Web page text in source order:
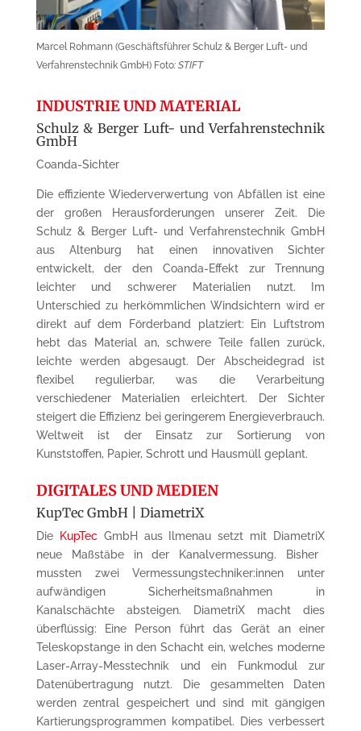
Marcel Rohmann (Geschäftsführer Schulz & Berger Luft- und
Verfahrenstechnik GmbH) Foto: STIFT
INDUSTRIE UND MATERIAL
Schulz & Berger Luft- und Verfahrenstechnik
GmbH
Coanda-Sichter
Die effiziente Wiederverwertung von Abfällen ist eine
der großen Herausforderungen unserer Zeit. Die
Schulz & Berger Luft- und Verfahrenstechnik GmbH
aus Altenburg hat einen innovativen Sichter
entwickelt, der den Coanda-Effekt zur Trennung
leichter und schwerer Materialien nutzt. Im
Unterschied zu herkömmlichenWindsichtern wird er
direkt auf dem Förderband platziert: Ein Luftstrom
hebt das Material an, schwere Teile fallen zurück,
leichte werden abgesaugt. Der Abscheidegrad ist
flexibel regulierbar, was die Verarbeitung
verschiedener Materialien erleichtert. Der Sichter
steigert die Effizienz bei geringerem Energieverbrauch.
Weltweit ist der Einsatz zur Sortierung von
Kunststoffen, Papier, Schrott und Hausmüll geplant.
DIGITALES UND MEDIEN
KupTecGmbH | DiametriX
Die KupTecGmbH aus Ilmenau setzt mit
DiametriX
neue Maßstäbe in der Kanalvermessung. Bisher
mussten zweiVermessungstechniker:innen unter
aufwändigen Sicherheitsmaßnahmen in
Kanalschächte absteigen.
DiametriX macht dies
überflüssig: Eine Person führt das Gerät an einer
Teleskopstange in den Schacht ein, welches moderne
Laser-Array-Messtechnik und ein Funkmodul zur
Datenübertragung nutzt. Die gesammelten Daten
werden zentral gespeichert und sind mit gängigen
Kartierungsprogrammen kompatibel. Dies verbessert